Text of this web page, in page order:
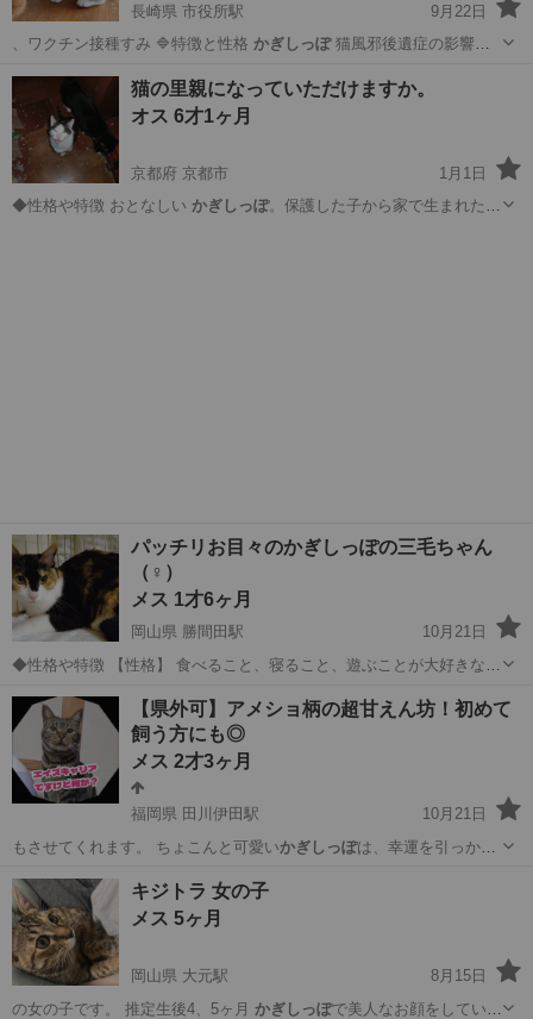
長崎県 市役所駅
9月22日
、ワクチン接種すみ 🔷特徴と性格 かぎしっぽ猫風邪後遺症の影響で
長崎 長崎市 市役所駅 ワクチン
猫の里親になっていただけますか。
オス 6才1ヶ月
京都府 京都市
1月1日
◆性格や特徴 おとなしい かぎしっぽ。保護した子から家で生まれた５
パッチリお目々のかぎしっぽの三毛ちゃん
（♀）
メス 1才6ヶ月
岡山県 勝間田駅
10月21日
◆性格や特徴 【性格】 食べること、寝ること、遊ぶことが大好きな女
す。 甘えん坊で物怖じしない性格です。 【特徴】 ぱっちりなお目々
と、ピンクのお鼻の...
岡山 勝田郡 勝間田駅 特徴
【県外可】アメショ柄の超甘えん坊！初めて
飼う方にも◎
メス 2才3ヶ月
福岡県 田川伊田駅
10月21日
もさせてくれます。 ちょこんと可愛いかぎしっぽは、幸運を引っかけ
福岡 田川市 田川伊田駅
キジトラ 女の子
メス 5ヶ月
岡山県 大元駅
8月15日
の女の子です。 推定生後4、5ヶ月 かぎしっぽで美人なお顔をしていま